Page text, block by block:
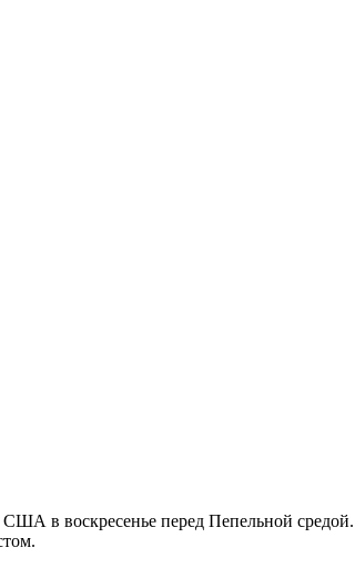
США в воскресенье перед Пепельной